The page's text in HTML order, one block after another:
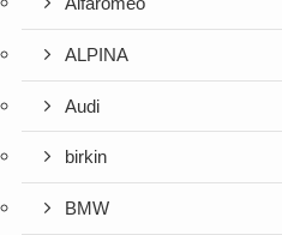
ALPINA
Audi
birkin
BMW